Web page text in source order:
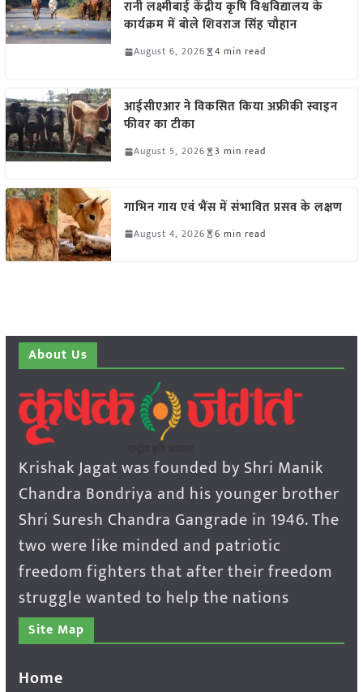
रानी लक्ष्मीबाई केंद्रीय कृषि विश्वविद्यालय के
कार्यक्रम में बोले शिवराज सिंह चौहान
August 6, 2026 4 min read
आईसीएआर ने विकसित किया अफ्रीकी स्वाइन
फीवर का टीका
August 5, 2026 3 min read
गाभिन गाय एवं भैंस में संभावित प्रसव के लक्षण
August 4, 2026 6 min read
About Us
Krishak Jagat was founded by Shri Manik
Chandra Bondriya and his younger brother
Shri Suresh Chandra Gangrade in 1946. The
two were like minded and patriotic
freedom fighters that after their freedom
struggle wanted to help the nations
Site Map
Home